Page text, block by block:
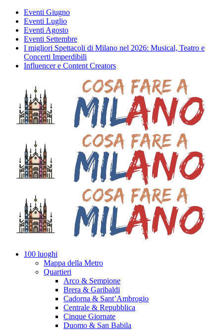
Eventi Giugno
Eventi Luglio
Eventi Agosto
Eventi Settembre
I migliori Spettacoli di Milano nel 2026: Musical, Teatro e
Concerti Imperdibili
Influencer e Content Creators
100 luoghi
Mappa della Metro
Quartieri
Arco & Sempione
Brera & Garibaldi
Cadorna & Sant’Ambrogio
Centrale & Repubblica
Cinque Giornate
Duomo & San Babila